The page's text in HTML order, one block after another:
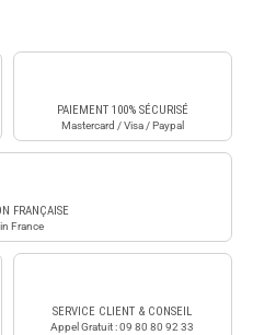
PAIEMENT 100% SÉCURISÉ
Mastercard / Visa / Paypal
FRANÇAISE
France
SERVICE CLIENT & CONSEIL
Appel Gratuit : 09 80 80 92 33